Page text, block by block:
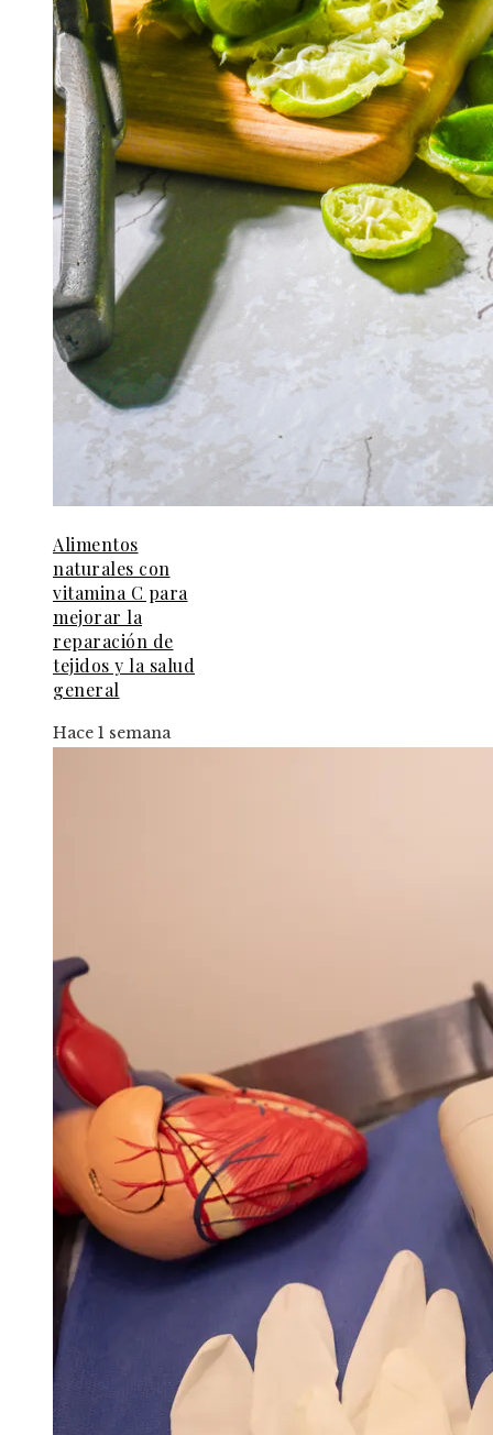
Alimentos
naturales con
vitamina C para
mejorar la
reparación de
tejidos y la salud
general
Hace 1 semana